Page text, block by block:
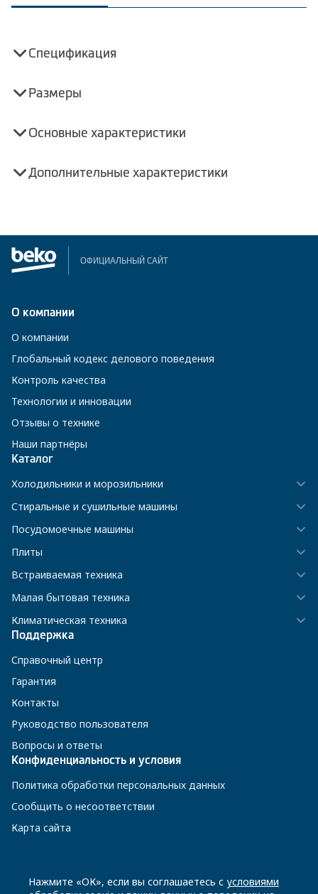
Спецификация
Размеры
Основные характеристики
Дополнительные характеристики
ОФИЦИАЛЬНЫЙ САЙТ
О компании
О компании
Глобальный кодекс делового поведения
Контроль качества
Технологии и инновации
Отзывы о технике
Наши партнёры
Каталог
Холодильники и морозильники
Стиральные и сушильные машины
Посудомоечные машины
Плиты
Встраиваемая техника
Малая бытовая техника
Климатическая техника
Поддержка
Справочный центр
Гарантия
Контакты
Руководство пользователя
Вопросы и ответы
Конфиденциальность и условия
Политика обработки персональных данных
Сообщить о несоответствии
Карта сайта
8 800 200-23-56
Нажмите «ОК», если вы соглашаетесь с условиями